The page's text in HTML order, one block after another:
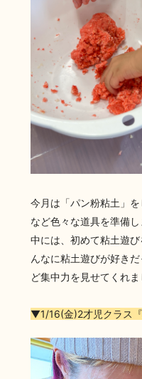
今月は「パン粉粘土」
など色々な道具を準備し
中には、初めて粘土遊
んなに粘土遊びが好き
ど集中力を見せてくれ
▼1/16(金)2才児クラス『